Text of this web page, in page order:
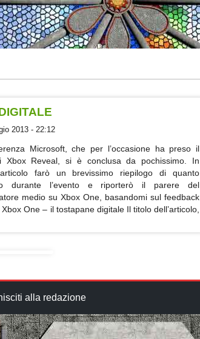
2013 - 22:12
Microsoft, che per l’occasione ha preso il
Xbox Reveal, si è conclusa da pochissimo. In
farò un brevissimo riepilogo di quanto
durante l’evento e riporterò il parere del
medio su Xbox One, basandomi sul feedback
One – il tostapane digitale Il titolo dell’articolo,
alla redazione